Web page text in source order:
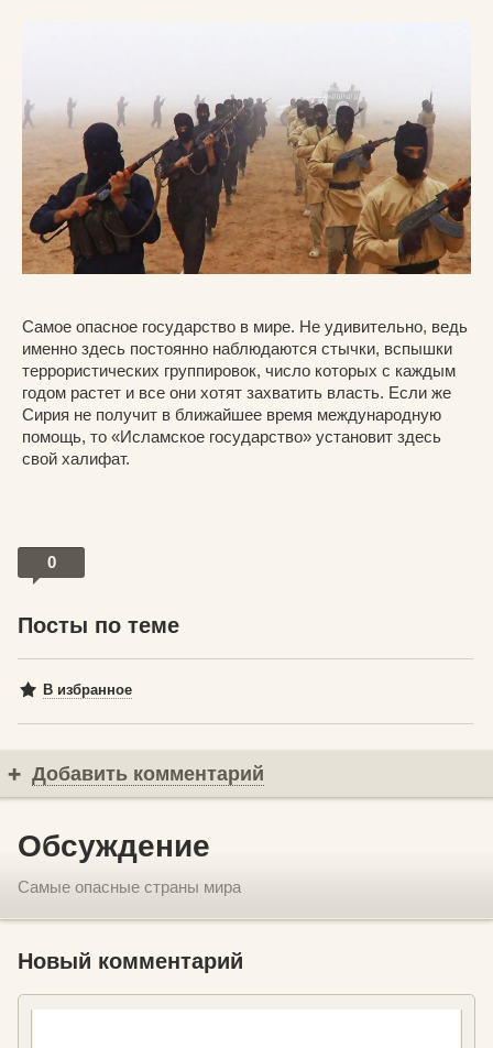
Самое опасное государство в мире. Не удивительно, ведь
именно здесь постоянно наблюдаются стычки, вспышки
террористических группировок, число которых с каждым
годом растет и все они хотят захватить власть. Если же
Сирия не получит в ближайшее время международную
помощь, то «Исламское государство» установит здесь
свой халифат.
0
Посты по теме
В избранное
Добавить комментарий
Обсуждение
Самые опасные страны мира
Новый комментарий